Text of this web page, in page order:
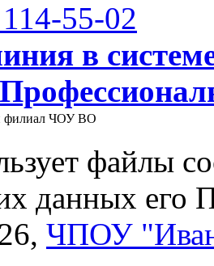
55-02
в
файлы
данных его
ЧПОУ